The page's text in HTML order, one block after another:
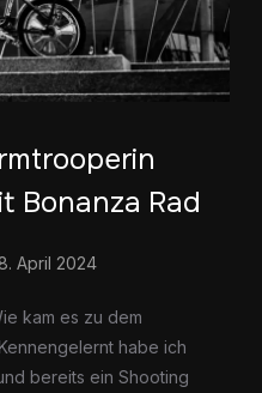
Bonanza Rad
8. April 2024
kam es zu dem
habe ich
bereits ein Shooting